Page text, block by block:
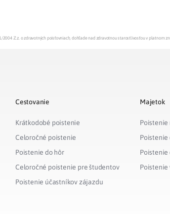
Z.z. o zdravotných poisťovniach, dohľade nad zdravotnou starostlivosťou v platnom
Cestovanie
Krátkodobé poistenie
Celoročné poistenie
Poistenie do hôr
Celoročné poistenie pre študentov
Poistenie účastníkov zájazdu
Majetok
Poistenie
Poistenie